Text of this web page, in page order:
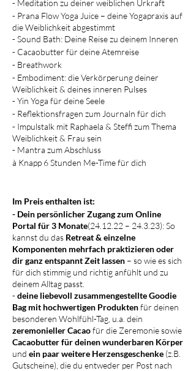
- Meditation zu deiner weiblichen Urkraft
- Prana Flow Yoga Juice – deine Yogapraxis auf
die Weiblichkeit abgestimmt
- Sound Bath: Deine Reise zu deinem Inneren
- Cacaobutter für deine Atemreise
- Breathwork
- Embodiment: die Verkörperung deiner
Weiblichkeit & deines inneren Pulses
- Yin Yoga für deine Seele
- Reflektionsfragen zum Journaln für dich
- Impulstalk mit Raphaela & Steffi zum Thema
Weiblichkeit & Frau sein
- Mantra zum Abschluss
à Knapp 6 Stunden Me-Time für dich
Im Preis enthalten ist:
- Dein persönlicher Zugang zum Online
Portal für 3 Monate(24.12.22 – 24.3.23): So
kannst du das Retreat & einzelne
Komponenten mehrfach praktizierenoder
dir ganz entspannt Zeit lassen – so wie es sich
für dich stimmig und richtig anfühlt und zu
deinem Alltag passt.
- deine liebevoll zusammengestellte Goodie
Bag mit hochwertigen Produktenfür deinen
besonderen Wohlfühl-Tag, u.a. dein
zeremonieller Cacaofür die Zeremonie sowie
Cacaobutter für deinen wunderbaren Körper
und ein paar weitere Herzensgeschenke (z.B.
Gutscheine), die du entweder per Post nach